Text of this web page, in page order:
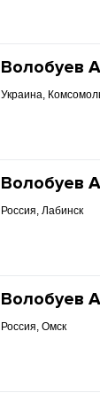
Волобуев
Украина,
Волобуев
Россия, Лабинск
Волобуев
Россия, Омск